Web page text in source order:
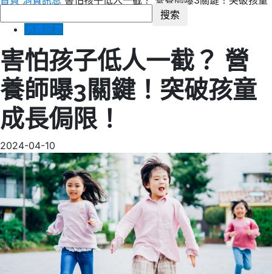
消費訊息
害怕孩子低人一截？ 營
養師曝3關鍵！突破孩童
成長侷限！
2024-04-10